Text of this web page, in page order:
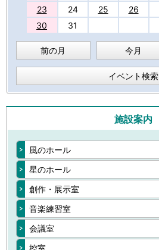
23
24 25 26
30
31
前の月 今月
イベント検索
施設案内
風のホール
星のホール
創作・展示室
音楽練習室
会議室